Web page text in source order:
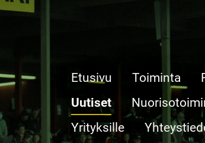
Etusivu Toiminta
Uutiset
Yrityksille